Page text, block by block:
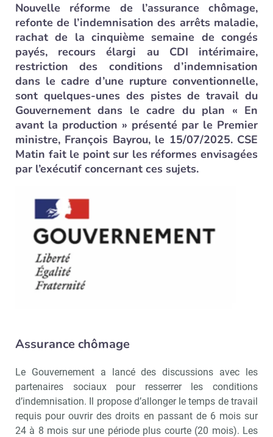
Nouvelle réforme de l’assurance chômage,
refonte de l’indemnisation des arrêts maladie,
rachat de la cinquième semaine de congés
payés, recours élargi au CDI intérimaire,
restriction des conditions d’indemnisation
dans le cadre d’une rupture conventionnelle,
sont quelques-unes des pistes de travail du
Gouvernement dans le cadre du plan « En
avant la production » présenté par le Premier
ministre, François Bayrou, le 15/07/2025. CSE
Matin fait le point sur les réformes envisagées
par l’exécutif concernant ces sujets.
Assurance chômage
Le Gouvernement a lancé des discussions avec les
partenaires sociaux pour resserrer les conditions
d’indemnisation. Il propose d’allonger le temps de travail
requis pour ouvrir des droits en passant de 6 mois sur
24 à 8 mois sur une période plus courte (20 mois). Les